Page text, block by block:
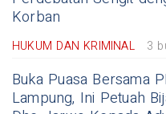
Korban
HUKUM DAN KRIMINAL 3
Buka Puasa Bersama
Lampung, Ini Petuah